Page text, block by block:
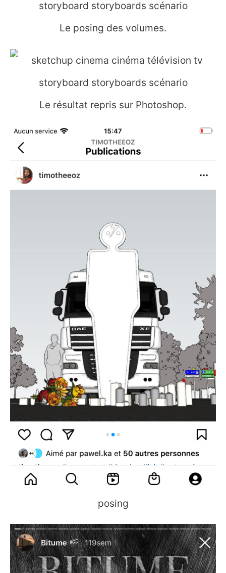
Le posing des volumes.
Le résultat repris sur Photoshop.
posing